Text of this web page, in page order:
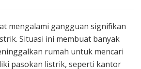
mengalami gangguan signifikan
Situasi ini membuat banyak
rumah untuk mencari
pasokan listrik, seperti kantor